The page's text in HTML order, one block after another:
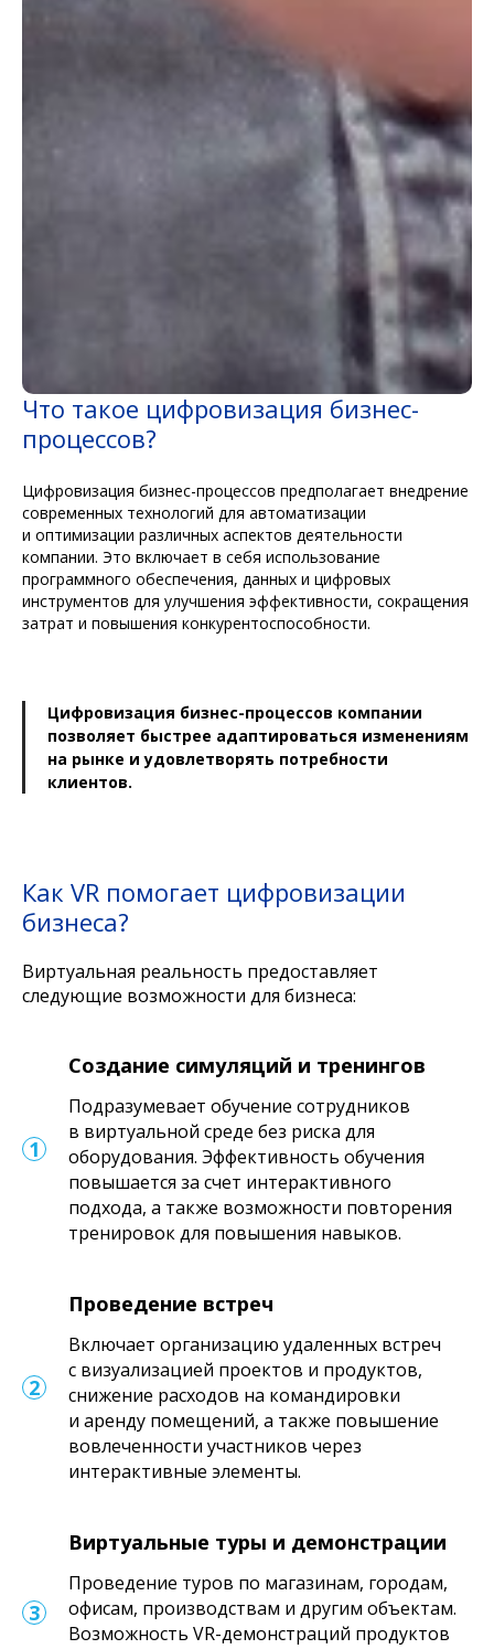
Что такое цифровизация бизнес-
процессов?
Цифровизация бизнес-процессов предполагает внедрение
современных технологий для автоматизации
и оптимизации различных аспектов деятельности
компании. Это включает в себя использование
программного обеспечения, данных и цифровых
инструментов для улучшения эффективности, сокращения
затрат и повышения конкурентоспособности.
Цифровизация бизнес-процессов компании
позволяет быстрее адаптироваться изменениям
на рынке и удовлетворять потребности
клиентов.
Как VR помогает цифровизации
бизнеса?
Виртуальная реальность предоставляет
следующие возможности для бизнеса:
Создание симуляций и тренингов
Подразумевает обучение сотрудников
в виртуальной среде без риска для
оборудования. Эффективность обучения
повышается за счет интерактивного
подхода, а также возможности повторения
тренировок для повышения навыков.
Проведение встреч
Включает организацию удаленных встреч
с визуализацией проектов и продуктов,
снижение расходов на командировки
и аренду помещений, а также повышение
вовлеченности участников через
интерактивные элементы.
Виртуальные туры и демонстрации
Проведение туров по магазинам, городам,
офисам, производствам и другим объектам.
Возможность VR-демонстраций продуктов